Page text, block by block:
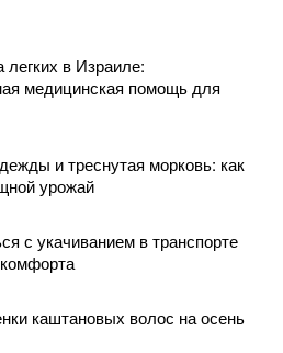
легких в Израиле:
медицинская помощь для
и треснутая морковь: как
урожай
с укачиванием в транспорте
каштановых волос на осень